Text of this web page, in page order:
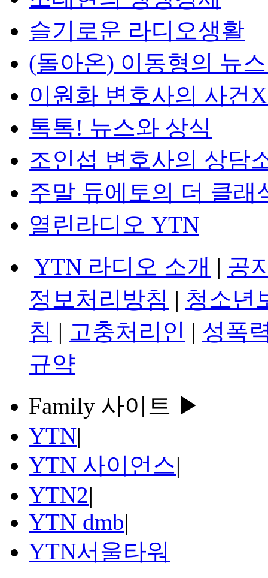
슬기로운 라디오생활
(돌아온) 이동형의 뉴
이원화 변호사의 사건
톡톡! 뉴스와 상식
조인섭 변호사의 상담
주말 듀에토의 더 클래
열린라디오 YTN
YTN 라디오 소개 | 공
정보처리방침 | 청소년
침 | 고충처리인 | 성폭
규약
Family 사이트 ▶
YTN|
YTN 사이언스|
YTN2|
YTN dmb|
YTN서울타워